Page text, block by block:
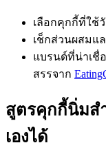
เลือกคุกกี้ที่ใช้
เช็กส่วนผสมแ
แบรนด์ที่น่าเชื่
สรรจาก
สูตรคุกกี้นิ่มส
เองได้